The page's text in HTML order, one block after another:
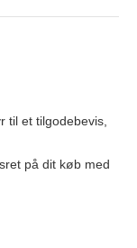
til et tilgodebevis,
på dit køb med